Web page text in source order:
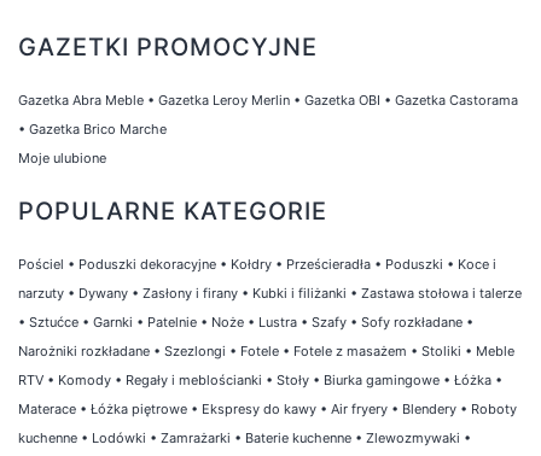
GAZETKI PROMOCYJNE
Gazetka Abra Meble • Gazetka Leroy Merlin • Gazetka OBI • Gazetka Castorama
• Gazetka Brico Marche
Moje ulubione
POPULARNE KATEGORIE
Pościel • Poduszki dekoracyjne • Kołdry • Prześcieradła • Poduszki • Koce i
narzuty • Dywany • Zasłony i firany • Kubki i filiżanki • Zastawa stołowa i talerze
• Sztućce • Garnki • Patelnie • Noże • Lustra • Szafy • Sofy rozkładane •
Narożniki rozkładane • Szezlongi • Fotele • Fotele z masażem • Stoliki • Meble
RTV • Komody • Regały i meblościanki • Stoły • Biurka gamingowe • Łóżka •
Materace • Łóżka piętrowe • Ekspresy do kawy • Air fryery • Blendery • Roboty
kuchenne • Lodówki • Zamrażarki • Baterie kuchenne • Zlewozmywaki •